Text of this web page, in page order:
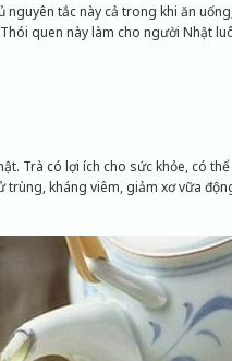
tắc này cả trong khi ăn
quen này làm cho người Nhật
Trà có lợi ích cho sức khỏe, có
kháng viêm, giảm xơ vữa